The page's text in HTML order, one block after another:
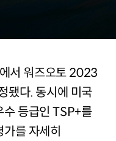
서 워즈오토 2023
됐다. 동시에 미국
수 등급인 TSP+를
를 자세히